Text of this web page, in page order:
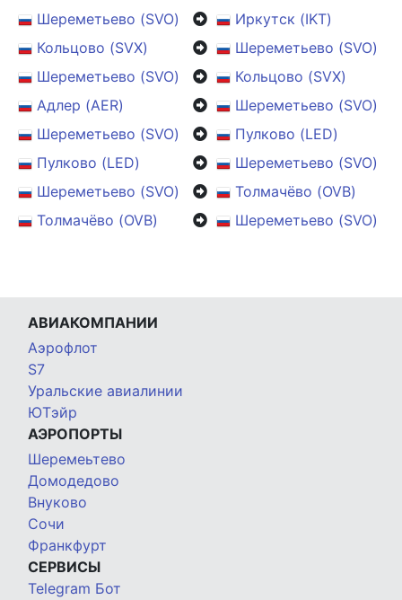
Шереметьево (SVO)
Иркутск (IKT)
Кольцово (SVX)
Шереметьево (SVO)
Шереметьево (SVO)
Кольцово (SVX)
Адлер (AER)
Шереметьево (SVO)
Шереметьево (SVO)
Пулково (LED)
Пулково (LED)
Шереметьево (SVO)
Шереметьево (SVO)
Толмачёво (OVB)
Толмачёво (OVB)
Шереметьево (SVO)
АВИАКОМПАНИИ
Аэрофлот
S7
Уральские авиалинии
ЮТэйр
АЭРОПОРТЫ
Шеремеьтево
Домодедово
Внуково
Сочи
Франкфурт
СЕРВИСЫ
Telegram Бот